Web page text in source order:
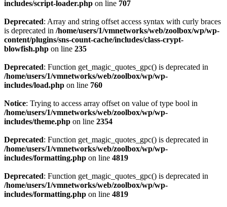
includes/script-loader.php on line 707
Deprecated: Array and string offset access syntax with curly braces
is deprecated in /home/users/1/vmnetworks/web/zoolbox/wp/wp-
content/plugins/sns-count-cache/includes/class-crypt-
blowfish.php on line 235
Deprecated: Function get_magic_quotes_gpc() is deprecated in
/home/users/1/vmnetworks/web/zoolbox/wp/wp-
includes/load.php on line 760
Notice: Trying to access array offset on value of type bool in
/home/users/1/vmnetworks/web/zoolbox/wp/wp-
includes/theme.php on line 2354
Deprecated: Function get_magic_quotes_gpc() is deprecated in
/home/users/1/vmnetworks/web/zoolbox/wp/wp-
includes/formatting.php on line 4819
Deprecated: Function get_magic_quotes_gpc() is deprecated in
/home/users/1/vmnetworks/web/zoolbox/wp/wp-
includes/formatting.php on line 4819